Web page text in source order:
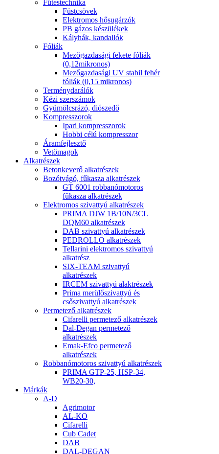
Fűtéstechnika
Füstcsövek
Elektromos hősugárzók
PB gázos készülékek
Kályhák, kandallók
Fóliák
Mezőgazdasági fekete fóliák
(0,12mikronos)
Mezőgazdasági UV stabil fehér
fóliák (0,15 mikronos)
Terménydarálók
Kézi szerszámok
Gyümölcsrázó, diószedő
Kompresszorok
Ipari kompresszorok
Hobbi célú kompresszor
Áramfejlesztő
Vetőmagok
Alkatrészek
Betonkeverő alkatrészek
Bozótvágó, fűkasza alkatrészek
GT 6001 robbanómotoros
fűkasza alkatrészek
Elektromos szivattyú alkatrészek
PRIMA DJW 1B/10N/3CL
DQM60 alkatrészek
DAB szivattyú alkatrészek
PEDROLLO alkatrészek
Tellarini elektromos szivattyú
alkatrész
SIX-TEAM szivattyú
alkatrészek
IRCEM szivattyú alaktrészek
Prima merülőszivattyú és
csőszivattyú alkatrészek
Permetező alkatrészek
Cifarelli permetező alkatrészek
Dal-Degan permetező
alkatrészek
Emak-Efco permetező
alkatrészek
Robbanómotoros szivattyú alkatrészek
PRIMA GTP-25, HSP-34,
WB20-30,
Márkák
A-D
Agrimotor
AL-KO
Cifarelli
Cub Cadet
DAB
DAL-DEGAN